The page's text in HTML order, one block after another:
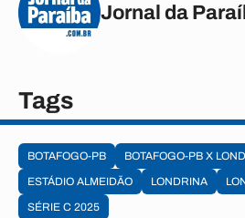
Jornal da
Tags
BOTAFOGO-PB
BOTAFOGO-PB X
ESTÁDIO ALMEIDÃO
LONDRINA
SÉRIE C 2025